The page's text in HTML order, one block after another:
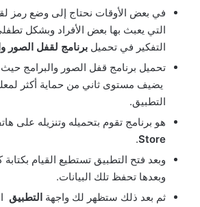
في بعض الأوقات نحتاج إلى وضع رمز
التي يعبث بها بعض الأفراد وبشكل
التفكير في تحميل برنامج لقفل الصور
تحميل برنامج قفل الصور والبرامج
يضيف مستوى ثاني من حماية أكثر
التطبيق.
هو برنامج تقوم بتحميله وتنزيله على
Store
.
وبعد فتح التطبيق تستطيع القيام
وبعدها تحفظ تلك البيانات.
ثم بعد ذلك ستظهر لك واجهة التطبيق